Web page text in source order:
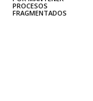
PROCESOS
FRAGMENTADOS